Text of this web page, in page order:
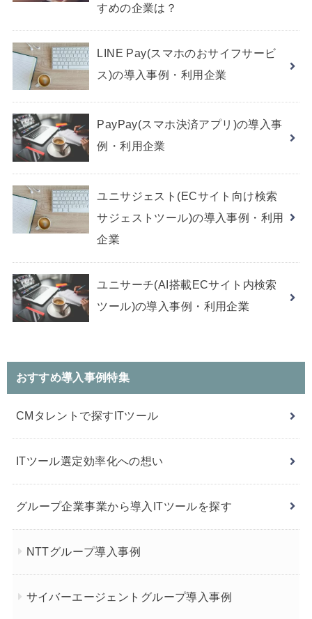
すめの企業は？
LINE Pay(スマホのおサイフサービ
ス)の導入事例・利用企業
PayPay(スマホ決済アプリ)の導入事
例・利用企業
ユニサジェスト(ECサイト向け検索
サジェストツール)の導入事例・利用
企業
ユニサーチ(AI搭載ECサイト内検索
ツール)の導入事例・利用企業
おすすめ導入事例特集
CMタレントで探すITツール
ITツール選定効率化への想い
グループ企業事業から導入ITツールを探す
NTTグループ導入事例
サイバーエージェントグループ導入事例